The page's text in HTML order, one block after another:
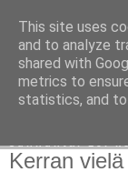
Avoin
Kerran vielä
This site uses
and to analyze
shared with
metrics to
statistics, and